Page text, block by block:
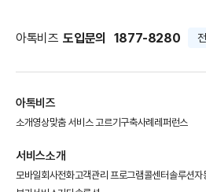
아톡비즈 도입문의 1877-8280
아톡비즈
소개영상맞춤 서비스 고르기구축사례 레퍼런스
서비스소개
모바일회사전화고객관리 프로그램콜센터솔루션자